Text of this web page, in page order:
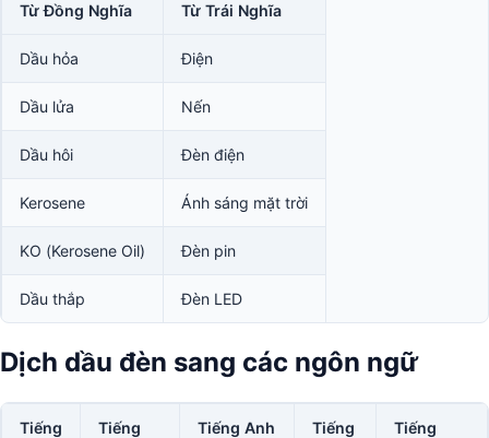
Từ Đồng Nghĩa Từ Trái Nghĩa
Dầu hỏa Điện
Dầu lửa Nến
Dầu hôi Đèn điện
Kerosene Ánh sáng mặt trời
KO (Kerosene Oil) Đèn pin
Dầu thắp Đèn LED
Dịch dầu đèn sang các ngôn ngữ
Tiếng
Tiếng
Tiếng Anh
Tiếng
Tiếng